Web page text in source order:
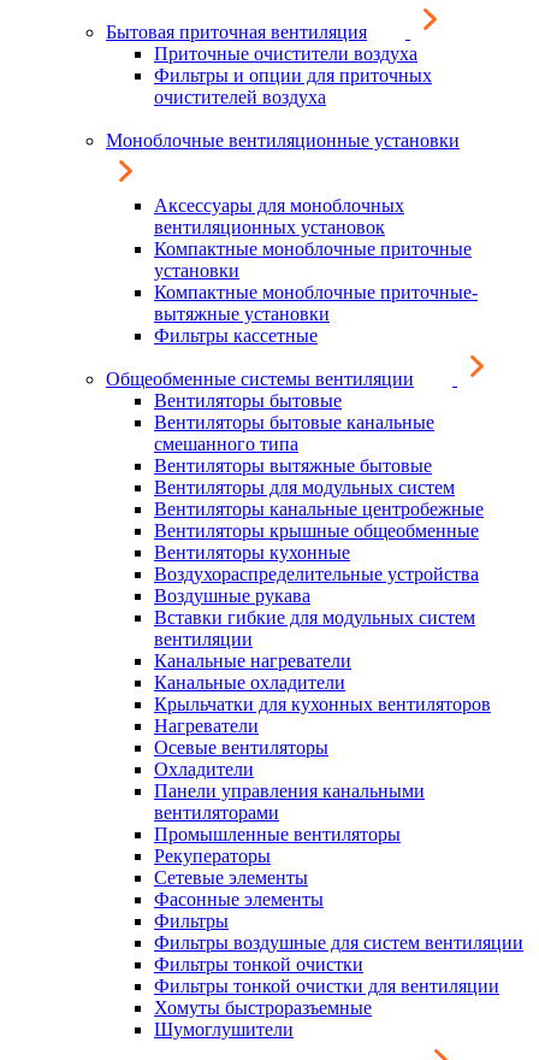
Бытовая приточная вентиляция
Приточные очистители воздуха
Фильтры и опции для приточных
очистителей воздуха
Моноблочные вентиляционные установки
Аксессуары для моноблочных
вентиляционных установок
Компактные моноблочные приточные
установки
Компактные моноблочные приточные-
вытяжные установки
Фильтры кассетные
Общеобменные системы вентиляции
Вентиляторы бытовые
Вентиляторы бытовые канальные
смешанного типа
Вентиляторы вытяжные бытовые
Вентиляторы для модульных систем
Вентиляторы канальные центробежные
Вентиляторы крышные общеобменные
Вентиляторы кухонные
Воздухораспределительные устройства
Воздушные рукава
Вставки гибкие для модульных систем
вентиляции
Канальные нагреватели
Канальные охладители
Крыльчатки для кухонных вентиляторов
Нагреватели
Осевые вентиляторы
Охладители
Панели управления канальными
вентиляторами
Промышленные вентиляторы
Рекуператоры
Сетевые элементы
Фасонные элементы
Фильтры
Фильтры воздушные для систем вентиляции
Фильтры тонкой очистки
Фильтры тонкой очистки для вентиляции
Хомуты быстроразъемные
Шумоглушители